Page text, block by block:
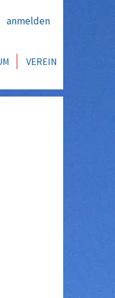
anmelden
VEREIN